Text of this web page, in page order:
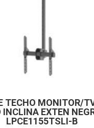
TECHO MONITOR/
INCLINA EXTEN
LPCE1155TSLI-B